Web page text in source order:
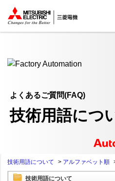
ここから本文
よくあるご質問(FAQ)
技術用語につ
技術用語について > アルファベット順
技術用語について